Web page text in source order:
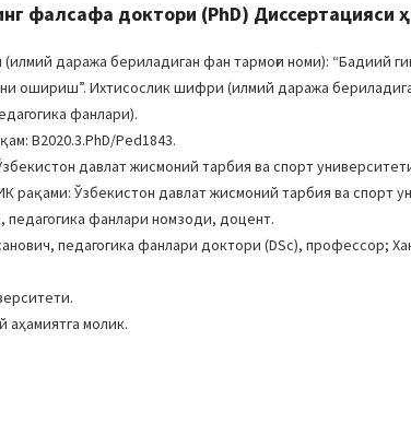
фалсафа доктори (PhD) Диссертацияси
даража бериладиган фан тармоғи номи): “Бадиий
ошириш”. Ихтисослик шифри (илмий даража
фанлари).
В2020.3.PhD/Ped1843.
давлат жисмоний тарбия ва спорт
рақами: Ўзбекистон давлат жисмоний тарбия ва спорт
педагогика фанлари номзоди, доцент.
педагогика фанлари доктори (DSc), профессор;
аҳамиятга молик.